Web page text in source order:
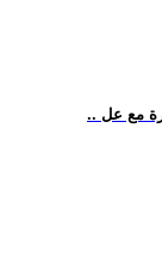
مع عل